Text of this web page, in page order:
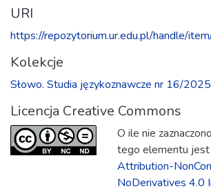
URI
https://repozytorium.ur.edu.pl/handle/
Kolekcje
Słowo. Studia językoznawcze nr 16/2025
Licencja Creative Commons
O ile nie
tego elementu jest
Attribution-
NoDerivatives 4.0